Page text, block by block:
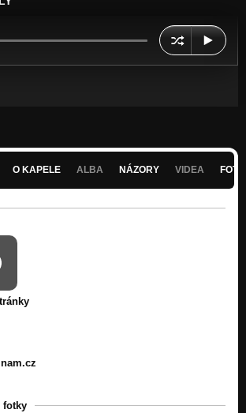
O KAPELE ALBA NÁZORY VIDEA
fotky